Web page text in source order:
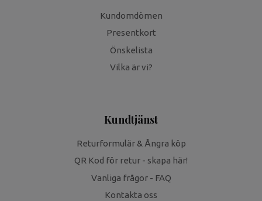
Kundomdömen
Presentkort
Önskelista
Vilka är vi?
Kundtjänst
Returformulär & Ångra köp
QR Kod för retur - skapa här!
Vanliga frågor - FAQ
Kontakta oss